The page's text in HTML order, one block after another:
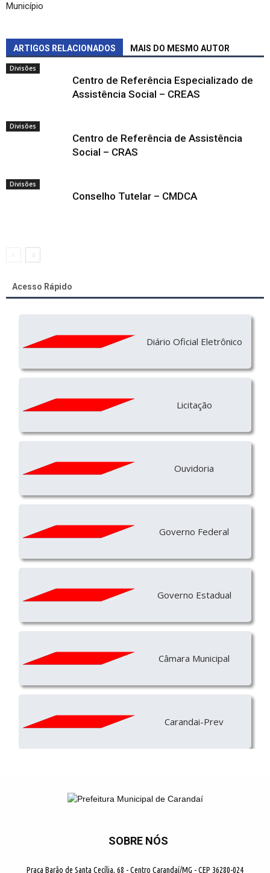
Município
ARTIGOS RELACIONADOS MAIS DO MESMO AUTOR
Divisões
Centro de Referência Especializado de
Assistência Social – CREAS
Divisões
Centro de Referência de Assistência
Social – CRAS
Divisões
Conselho Tutelar – CMDCA
Acesso Rápido
Diário Oficial Eletrônico
Licitação
Ouvidoria
Governo Federal
Governo Estadual
Câmara Municipal
Carandai-Prev
SOBRE NÓS
Praça Barão de Santa Cecília, 68 - Centro Carandaí/MG - CEP 36280-024